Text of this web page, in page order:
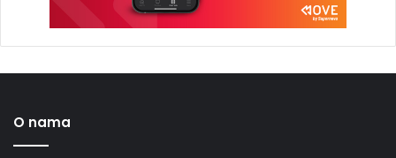
O nama